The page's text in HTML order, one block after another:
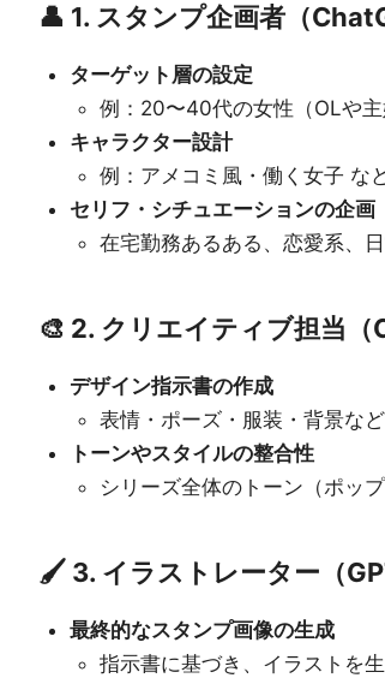
👤 1. スタンプ企画者（
ターゲット層の設定
例：20〜40代の女性（OLや主
キャラクター設計
例：アメコミ風・働く女子 な
セリフ・シチュエーションの企画
在宅勤務あるある、恋愛系、
🎨 2. クリエイティブ担当
デザイン指示書の作成
表情・ポーズ・服装・背景な
トーンやスタイルの整合性
シリーズ全体のトーン（ポッ
🖌️ 3. イラストレーター（
最終的なスタンプ画像の生成
指示書に基づき、イラストを